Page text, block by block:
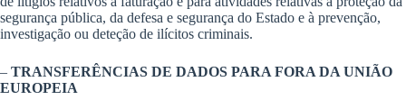
segurança pública, da defesa e segurança do Estado e à prevenção,
investigação ou deteção de ilícitos criminais.
– TRANSFERÊNCIAS DE DADOS PARA FORA DA UNIÃO
EUROPEIA